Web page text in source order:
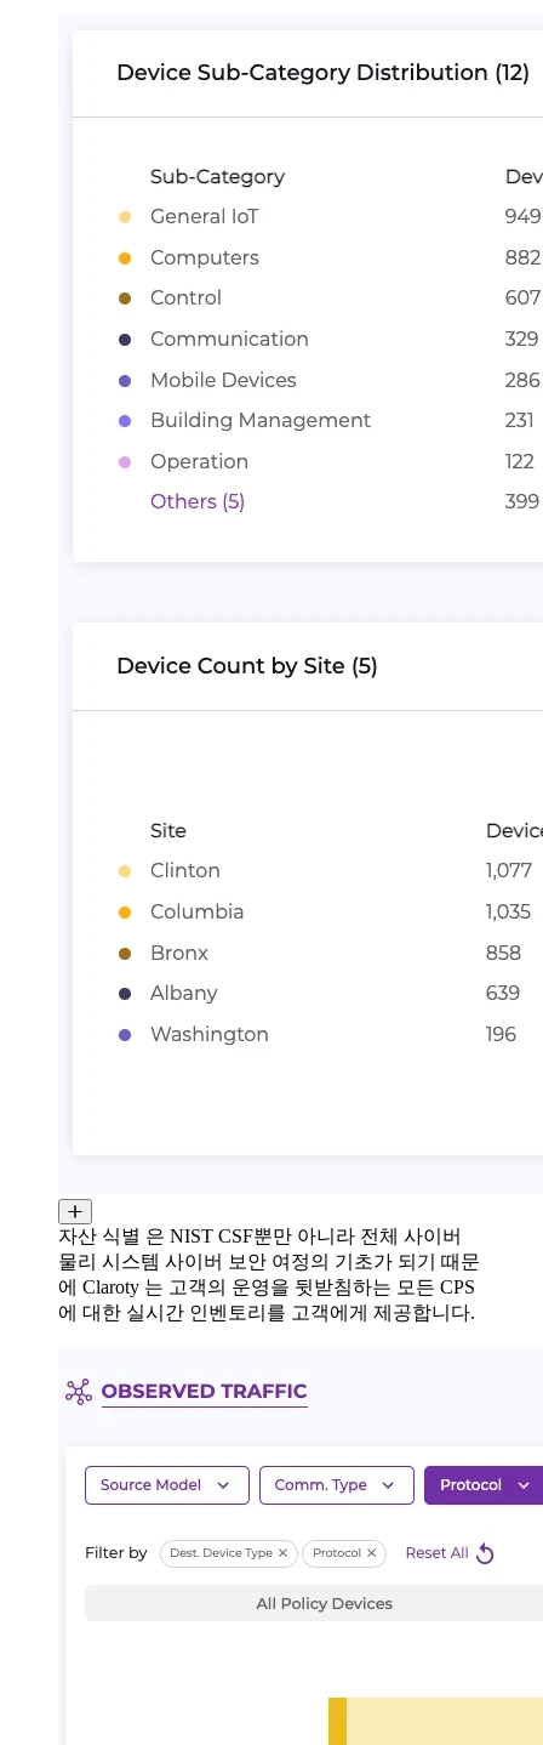
자산 식별 은 NIST CSF뿐만 아니라 전체 사이버
물리 시스템 사이버 보안 여정의 기초가 되기 때문
에 Claroty 는 고객의 운영을 뒷받침하는 모든 CPS
에 대한 실시간 인벤토리를 고객에게 제공합니다.